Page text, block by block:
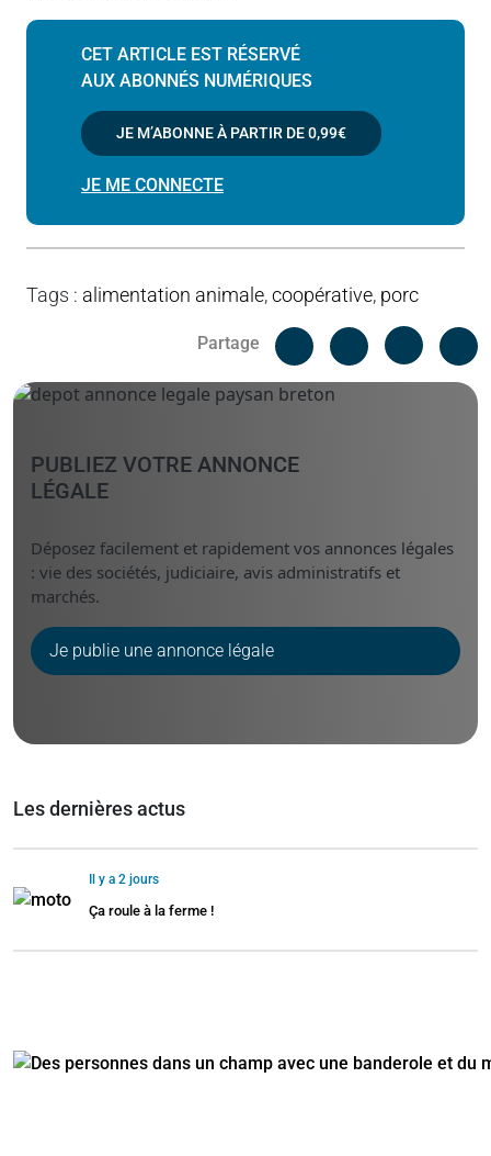
CET ARTICLE EST RÉSERVÉ
AUX ABONNÉS NUMÉRIQUES
JE M’ABONNE À PARTIR DE0,99€
JE ME CONNECTE
Tags : alimentation animale,coopérative, porc
Partage
Facebook
Linked
PUBLIEZ VOTRE ANNONCE
LÉGALE
Déposez facilement et rapidement vos annonces légales
: vie des sociétés, judiciaire, avis administratifs et
marchés.
Je publie une annonce légale
Les dernières actus
Il y a 2 jours
Ça roule à la ferme !